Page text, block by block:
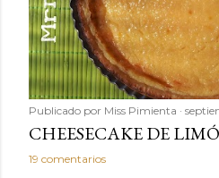
Publicado por Miss Pimienta
CHEESECAKE DE
19 comentarios